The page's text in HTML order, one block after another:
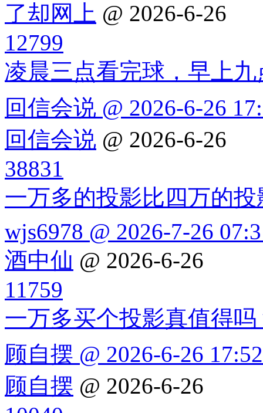
了却网上 @ 2026-6-26
12799
凌晨三点看完球，早上九
回信会说 @ 2026-6-26
回信会说 @ 2026-6-26
38831
一万多的投影比四万的
wjs6978 @ 2026-7-26
酒中仙 @ 2026-6-26
11759
一万多买个投影真值得吗
顾自摆 @ 2026-6-26 17:52
顾自摆 @ 2026-6-26